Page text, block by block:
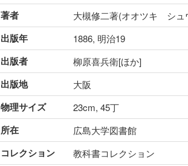
著者 大槻修二著(オオツキ シュ
出版年 1886, 明治19
出版者 柳原喜兵衛[ほか]
出版地 大阪
物理サイズ 23cm, 45丁
所在 広島大学図書館
コレクション 教科書コレクション